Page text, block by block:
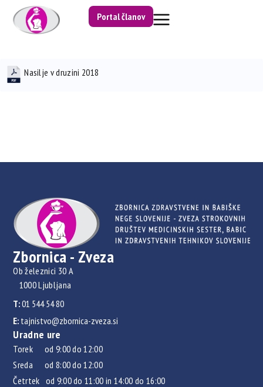
Portal članov
Nasilje v druzini 2018
Zbornica - Zveza
Ob železnici 30 A
1000 Ljubljana
T:01 544 54 80
E: tajnistvo@zbornica-zveza.si
Uradne ure
Torek od 9:00 do 12:00
Sreda od 8:00 do 12:00
Četrtek od 9:00 do 11:00 in 14:00 do 16:00